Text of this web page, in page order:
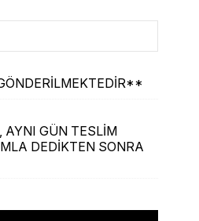
AYNI GÜN TESLİM
DEDİKTEN SONRA